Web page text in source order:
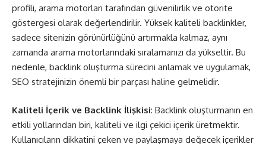
profili, arama motorları tarafından güvenilirlik ve otorite
göstergesi olarak değerlendirilir. Yüksek kaliteli backlinkler,
sadece sitenizin görünürlüğünü artırmakla kalmaz, aynı
zamanda arama motorlarındaki sıralamanızı da yükseltir. Bu
nedenle, backlink oluşturma sürecini anlamak ve uygulamak,
SEO stratejinizin önemli bir parçası haline gelmelidir.
Kaliteli İçerik ve Backlink İlişkisi: Backlink oluşturmanın en
etkili yollarından biri, kaliteli ve ilgi çekici içerik üretmektir.
Kullanıcıların dikkatini çeken ve paylaşmaya değecek içerikler